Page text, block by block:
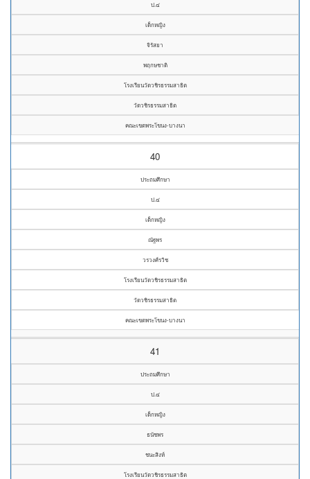
ป.๔
เด็กหญิง
จิรัสยา
พฤกษชาติ
โรงเรียนวัดวชิรธรรมสาธิต
วัดวชิรธรรมสาธิต
คณะเขตพระโขนง-บางนา
40
ประถมศึกษา
ป.๔
เด็กหญิง
ณัฐพร
วรวงศ์รวิช
โรงเรียนวัดวชิรธรรมสาธิต
วัดวชิรธรรมสาธิต
คณะเขตพระโขนง-บางนา
41
ประถมศึกษา
ป.๔
เด็กหญิง
ธนัชพร
ชนะสิงห์
โรงเรียนวัดวชิรธรรมสาธิต